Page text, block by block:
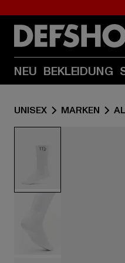
NEU BEKLEIDUNG
UNISEX MARKEN